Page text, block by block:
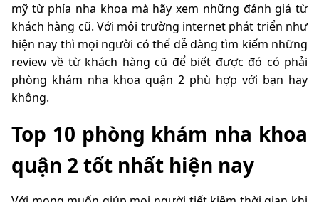
mỹ từ phía nha khoa mà hãy xem những đánh giá từ
khách hàng cũ. Với môi trường internet phát triển như
hiện nay thì mọi người có thể dễ dàng tìm kiếm những
review về từ khách hàng cũ để biết được đó có phải
phòng khám nha khoa quận 2 phù hợp với bạn hay
không.
Top 10 phòng khám nha khoa
quận 2 tốt nhất hiện nay